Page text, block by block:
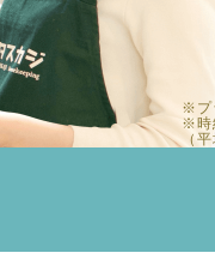
※プ
※時
（